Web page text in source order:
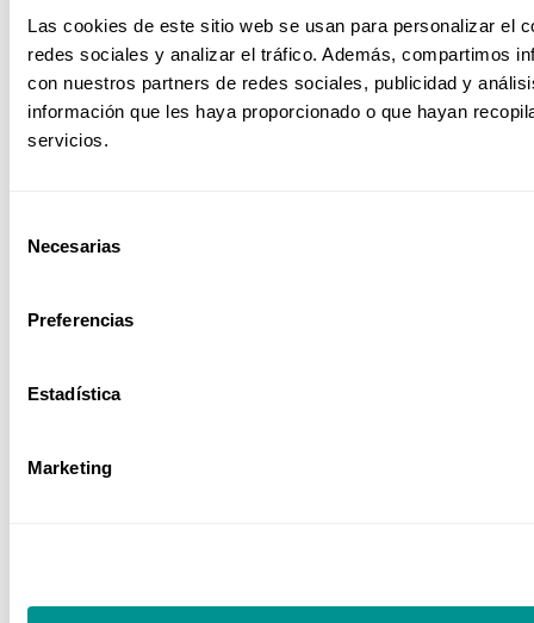
Las cookies de este sitio web se usan para personalizar el
redes sociales y analizar el tráfico. Además, compartimos
con nuestros partners de redes sociales, publicidad y
información que les haya proporcionado o que hayan
servicios.
Necesarias
Preferencias
Estadística
Marketing
Sector Educativo